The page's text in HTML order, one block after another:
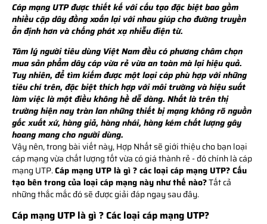
Cáp mạng UTP được thiết kế với cấu tạo đặc biệt bao gồm
nhiều cặp dây đồng xoắn lại với nhau giúp cho đường truyền
ổn định hơn và chống phát xạ nhiễu điện từ.
Tâm lý người tiêu dùng Việt Nam đều có phương châm chọn
mua sản phẩm dây cáp vừa rẻ vừa an toàn mà lại hiệu quả.
Tuy nhiên, để tìm kiếm được một loại cáp phù hợp với những
tiêu chí trên, đặc biệt thích hợp với môi trường và hiệu suất
làm việc là một điều không hề dễ dàng. Nhất là trên thị
trường hiện nay tràn lan những thiết bị mạng không rõ nguồn
gốc xuất xứ, hàng giả, hàng nhái, hàng kém chất lượng gây
hoang mang cho người dùng.
Vậy nên, trong bài viết này, Hợp Nhất sẽ giới thiệu cho bạn loại
cáp mạng vừa chất lượng tốt vừa có giá thành rẻ - đó chính là cáp
mạng UTP.Cáp mạng UTP là gì ? các loại cáp mạng UTP? Cấu
tạo bên trong của loại cáp mạng này như thế nào?Tất cả
những thắc mắc đó sẽ được giải đáp ngay sau đây.
Cáp mạng UTP là gì ? Các loại cáp mạng UTP?